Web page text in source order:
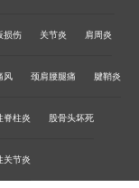
损伤 关节炎 肩周炎
风 颈肩腰腿痛 腱鞘炎
脊柱炎 股骨头坏死
关节炎
不舒服的感觉，比
气，起立的过程感
盖疼， 尤其是上
分人躺着不动和睡
很可能就得了骨性